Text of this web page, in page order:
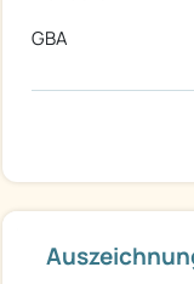
GBA